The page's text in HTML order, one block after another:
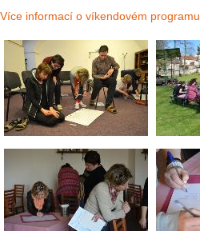
Více informací o víkendovém programu